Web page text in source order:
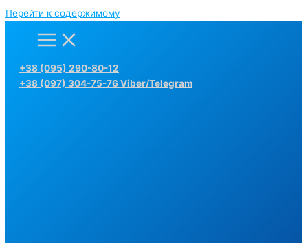
Перейти к содержимому
+38 (095) 290-80-12
+38 (097) 304-75-76 Viber/Telegram